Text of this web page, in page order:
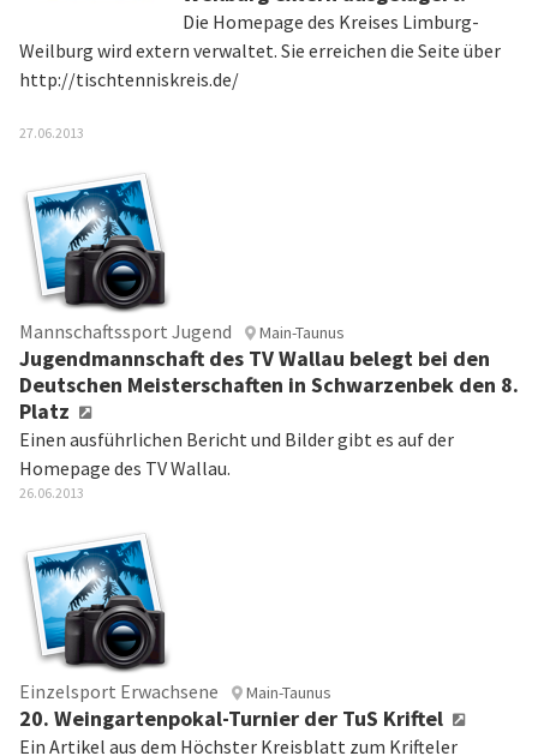
Die Homepage des Kreises Limburg-
Weilburg wird extern verwaltet. Sie erreichen die Seite über
http://tischtenniskreis.de/
27.06.2013
Mannschaftssport Jugend Main-Taunus
Jugendmannschaft des TV Wallau belegt bei den
Deutschen Meisterschaften in Schwarzenbek den 8.
Platz
Einen ausführlichen Bericht und Bilder gibt es auf der
Homepage des TV Wallau.
26.06.2013
Einzelsport Erwachsene Main-Taunus
20. Weingartenpokal-Turnier der TuS Kriftel
Ein Artikel aus dem Höchster Kreisblatt zum Krifteler